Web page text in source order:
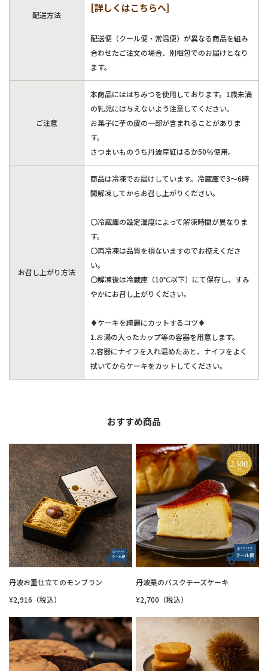
配送方法
[詳しくはこちらへ]
配送便（クール便・常温便）が異なる商品を組み
合わせたご注文の場合、別梱包でのお届けとなり
ます。
ご注意
本商品にははちみつを使用しております。1歳未満
の乳児には与えないよう注意してください。
お菓子に芋の皮の一部が含まれることがありま
す。
さつまいものうち丹波産紅はるか50％使用。
お召し上がり方法
商品は冷凍でお届けしています。冷蔵庫で3～6時
間解凍してからお召し上がりください。
〇冷蔵庫の設定温度によって解凍時間が異なりま
す。
〇再冷凍は品質を損ないますのでお控えくださ
い。
〇解凍後は冷蔵庫（10℃以下）にて保存し、すみ
やかにお召し上がりください。
♦ケーキを綺麗にカットするコツ♦
1.お湯の入ったカップ等の容器を用意します。
2.容器にナイフを入れ温めたあと、ナイフをよく
拭いてからケーキをカットしてください。
おすすめ商品
丹波お重仕立てのモンブラン
¥2,916（税込）
丹波栗のバスクチーズケーキ
¥2,700（税込）